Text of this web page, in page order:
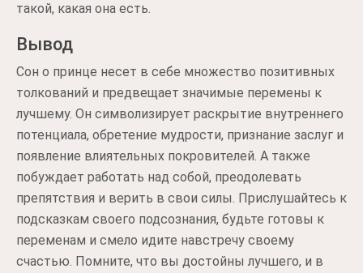
такой, какая она есть.
Вывод
Сон о принце несет в себе множество позитивных
толкований и предвещает значимые перемены к
лучшему. Он символизирует раскрытие внутреннего
потенциала, обретение мудрости, признание заслуг и
появление влиятельных покровителей. А также
побуждает работать над собой, преодолевать
препятствия и верить в свои силы. Прислушайтесь к
подсказкам своего подсознания, будьте готовы к
переменам и смело идите навстречу своему
счастью. Помните, что вы достойны лучшего, и в